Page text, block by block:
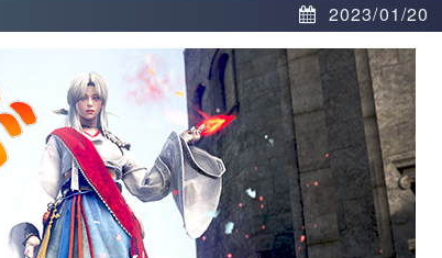
2023/01/20